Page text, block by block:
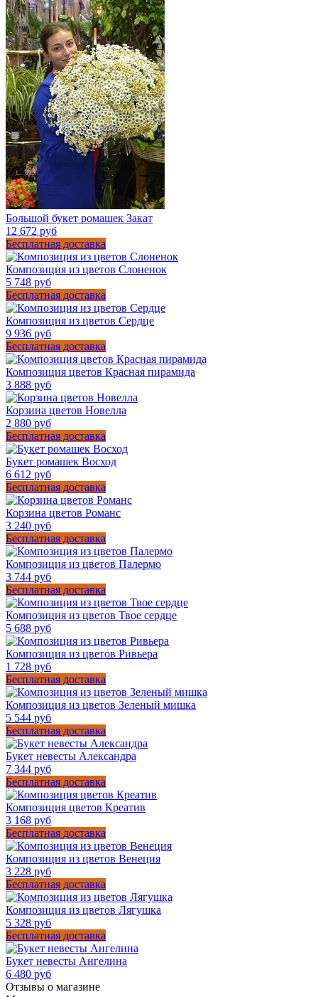
Большой букет ромашек Закат
12 672 руб
Бесплатная доставка
Композиция из цветов Слоненок
5 748 руб
Бесплатная доставка
Композиция из цветов Сердце
9 936 руб
Бесплатная доставка
Композиция цветов Красная пирамида
3 888 руб
Корзина цветов Новелла
2 880 руб
Бесплатная доставка
Букет ромашек Восход
6 612 руб
Бесплатная доставка
Корзина цветов Романс
3 240 руб
Бесплатная доставка
Композиция из цветов Палермо
3 744 руб
Бесплатная доставка
Композиция из цветов Твое сердце
5 688 руб
Композиция из цветов Ривьера
1 728 руб
Бесплатная доставка
Композиция из цветов Зеленый мишка
5 544 руб
Бесплатная доставка
Букет невесты Александра
7 344 руб
Бесплатная доставка
Композиция цветов Креатив
3 168 руб
Бесплатная доставка
Композиция из цветов Венеция
3 228 руб
Бесплатная доставка
Композиция из цветов Лягушка
5 328 руб
Бесплатная доставка
Букет невесты Ангелина
6 480 руб
Отзывы о магазине